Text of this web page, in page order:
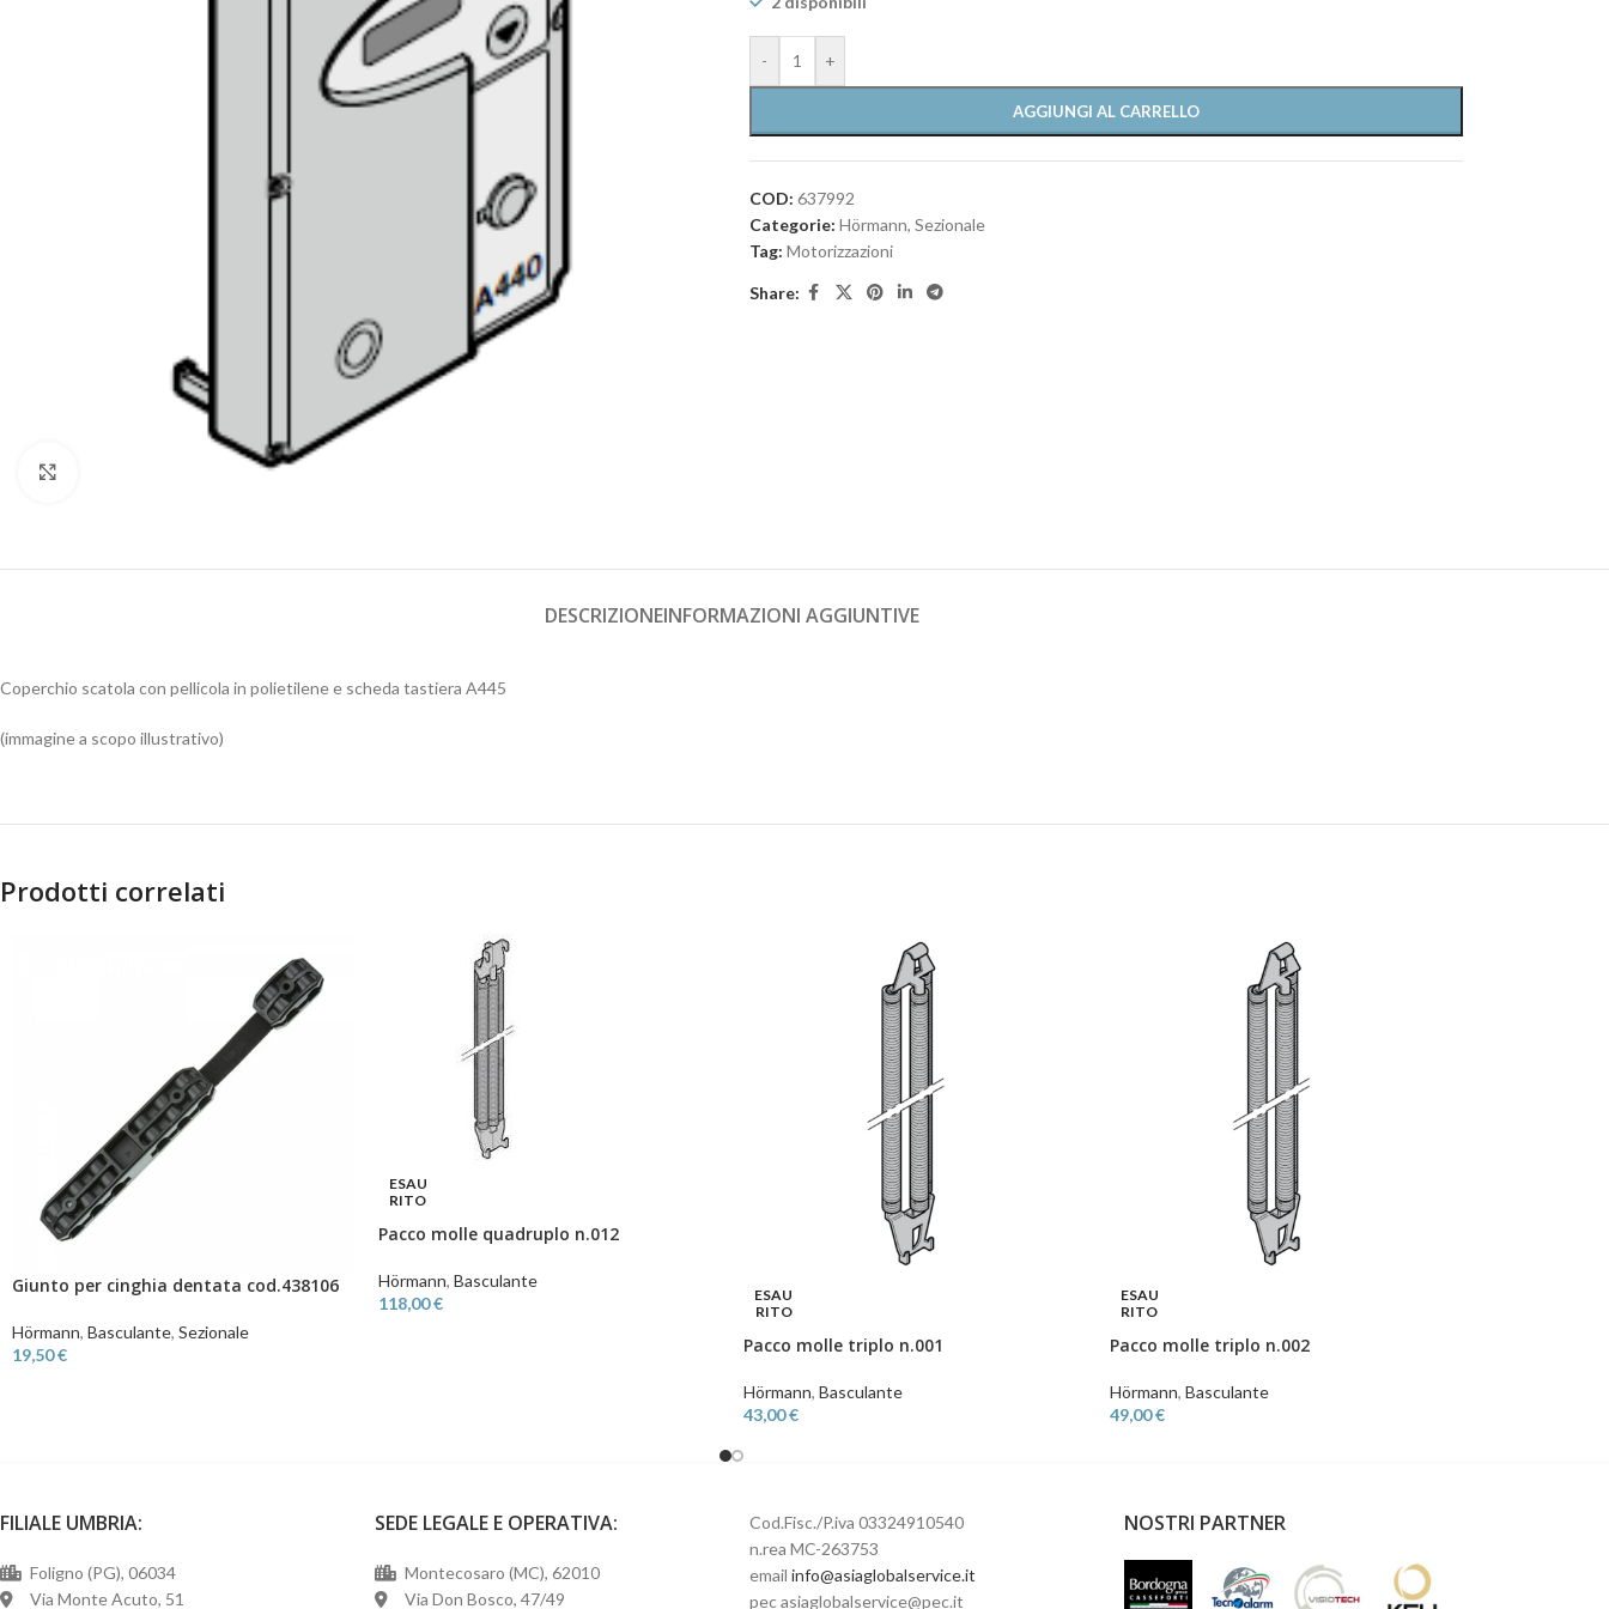
- +
AGGIUNGI AL CARRELLO
COD: 637992
Categorie: Hörmann, Sezionale
Tag: Motorizzazioni
Share:
DESCRIZIONEINFORMAZIONI AGGIUNTIVE
Coperchio scatola con pellicola in polietilene e scheda tastiera A445
(immagine a scopo illustrativo)
Prodotti correlati
Giunto per cinghia dentata cod.438106
Hörmann, Basculante, Sezionale
19,50€
ESAU
RITO
Pacco molle quadruplo n.012
Hörmann, Basculante
118,00€
ESAU
RITO
Pacco molle triplo n.001
Hörmann, Basculante
43,00€
ESAU
RITO
Pacco molle triplo n.002
Hörmann, Basculante
49,00€
FILIALE UMBRIA:
Foligno (PG), 06034
Via Monte Acuto, 51
SEDE LEGALE E OPERATIVA:
Montecosaro (MC), 62010
Via Don Bosco, 47/49
Cod.Fisc./P.iva 03324910540
n.rea MC-263753
email info@asiaglobalservice.it
pec asiaglobalservice@pec.it
NOSTRI PARTNER